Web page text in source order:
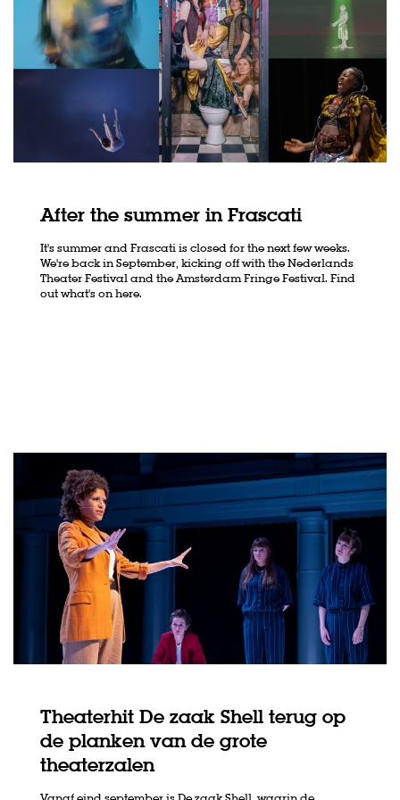
After the summer in Frascati
It's summer and Frascati is closed for the next few weeks.
We're back in September, kicking off with the Nederlands
Theater Festival and the Amsterdam Fringe Festival. Find
out what's on here.
Theaterhit De zaak Shell terug op
de planken van de grote
theaterzalen